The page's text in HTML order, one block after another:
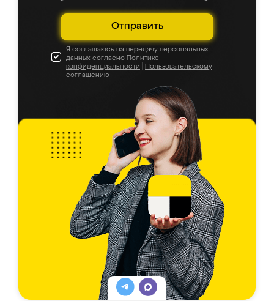
Отправить
Я соглашаюсь на передачу персональных
данных согласно Политике
конфиденциальности
Пользовательскому
соглашению